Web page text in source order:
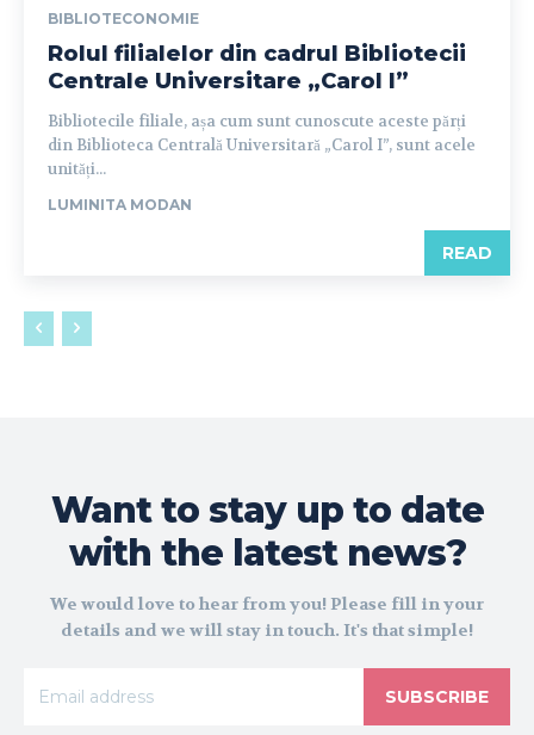
BIBLIOTECONOMIE
Rolul filialelor din cadrul Bibliotecii
Centrale Universitare „Carol I”
Bibliotecile filiale, așa cum sunt cunoscute aceste părți
din Biblioteca Centrală Universitară „Carol I”, sunt acele
unități...
LUMINITA MODAN
READ
Want to stay up to date
with the latest news?
We would love to hear from you! Please fill in your
details and we will stay in touch. It's that simple!
SUBSCRIBE